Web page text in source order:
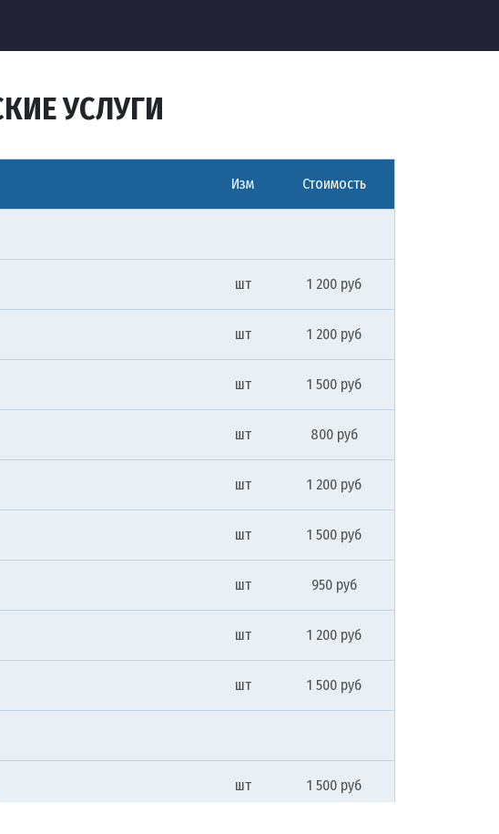
УСЛУГИ
Изм Стоимость
шт 1 200 руб
шт 1 200 руб
шт 1 500 руб
шт 800 руб
шт 1 200 руб
шт 1 500 руб
шт 950 руб
шт 1 200 руб
шт 1 500 руб
шт 1 500 руб